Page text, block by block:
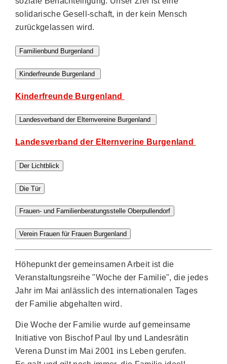
solidarische Gesell-schaft, in der kein Mensch
zurückgelassen wird.
Familienbund Burgenland
Kinderfreunde Burgenland
Kinderfreunde Burgenland
Landesverband der Elternvereine Burgenland
Landesverband der Elternverine Burgenland
Der Lichtblick
Die Tür
Frauen- und Familienberatungsstelle Oberpullendorf
Verein Frauen für Frauen Burgenland
Höhepunkt der gemeinsamen Arbeit ist die
Veranstaltungsreihe "Woche der Familie", die jedes
Jahr im Mai anlässlich des internationalen Tages
der Familie abgehalten wird.
Die Woche der Familie wurde auf gemeinsame
Initiative von Bischof Paul Iby und Landesrätin
Verena Dunst im Mai 2001 ins Leben gerufen.